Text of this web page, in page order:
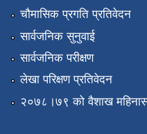
चौमासिक प्रगति प्रतिवेदन
सार्वजनिक सुनुवाई
सार्वजनिक परीक्षण
लेखा परिक्षण प्रतिवेदन
२०७८।७९ को वैशाख